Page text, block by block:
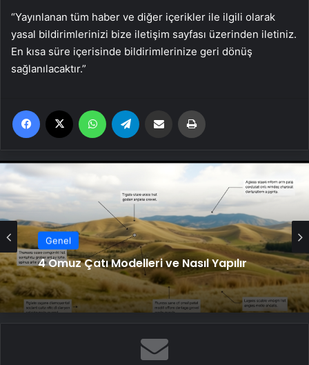
“Yayınlanan tüm haber ve diğer içerikler ile ilgili olarak
yasal bildirimlerinizi bize iletişim sayfası üzerinden iletiniz.
En kısa süre içerisinde bildirimlerinize geri dönüş
sağlanılacaktır.”
Facebook WhatsApp Email'den paylaş
Genel
4 Omuz Çatı Modelleri ve Nasıl Yapılır